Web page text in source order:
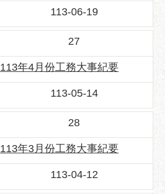
113-06-19
27
113年4月份工務大事紀要
113-05-14
28
113年3月份工務大事紀要
113-04-12